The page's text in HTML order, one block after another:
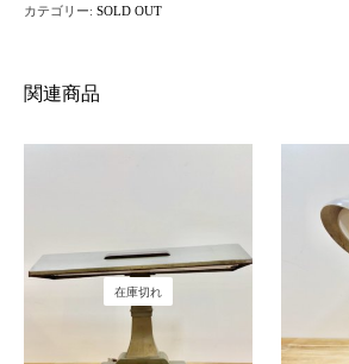
カテゴリー:SOLD OUT
関連商品
在庫切れ